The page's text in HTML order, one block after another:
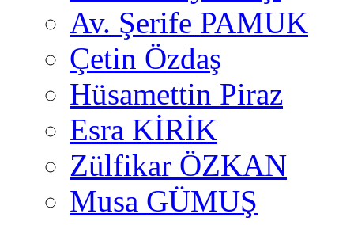
Av. Şerife PAMUK
Çetin Özdaş
Hüsamettin Piraz
Esra KİRİK
Zülfikar ÖZKAN
Musa GÜMUŞ